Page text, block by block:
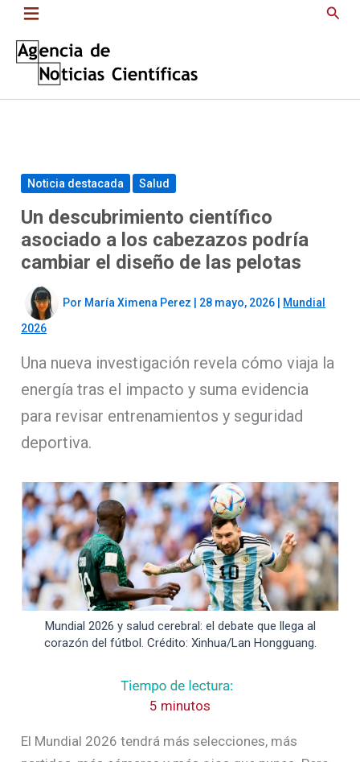
Saltar
contenido
Noticia destacada Salud
Un descubrimiento científico
asociado a los cabezazos podría
cambiar el diseño de las pelotas
Por María Ximena Perez 28 mayo, 2026 Mundial
2026
Una nueva investigación revela cómo viaja la
energía tras el impacto y suma evidencia
para revisar entrenamientos y seguridad
deportiva.
Mundial 2026 y salud cerebral: el debate que llega al
corazón del fútbol. Crédito: Xinhua/Lan Hongguang.
5 minutos
El Mundial 2026 tendrá más selecciones, más